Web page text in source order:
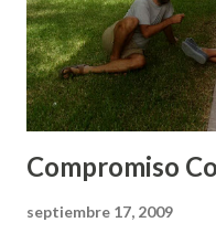
"mulas" les ayuden a
igual podrían pasarlo sin
Compromiso
septiembre 17, 2009